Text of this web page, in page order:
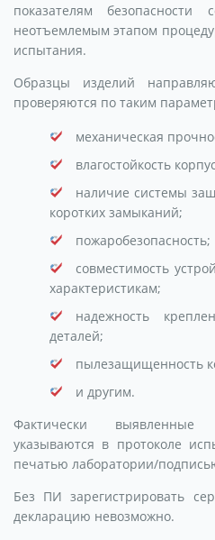
показателям
неотъемлемым этапом
испытания.
Образцы изделий
проверяются по таким
механическая
влагостойкость
наличие системы
коротких замыканий;
пожаробезопасность;
совместимость
характеристикам;
надежность
деталей;
пылезащищенность
и другим.
Фактически выявленные
указываются в протоколе
печатью лаборатории/
Без ПИ зарегистрировать
декларацию невозможно.